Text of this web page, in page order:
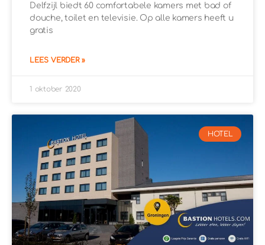
Delfzijl biedt 60 comfortabele kamers met bad of
douche, toilet en televisie. Op alle kamers heeft u
gratis
LEES VERDER »
1 oktober 2020
HOTEL